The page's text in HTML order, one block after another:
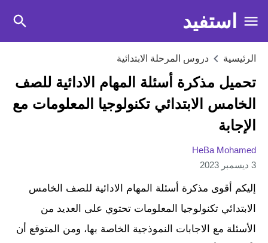
استفيد
الرئيسية دروس المرحلة الابتدائية
تحميل مذكرة أسئلة المهام الادائية للصف
الخامس الابتدائي تكنولوجيا المعلومات مع
الإجابة
HeBa Mohamed
3 ديسمبر 2023
إليكم أقوى مذكرة أسئلة المهام الادائية للصف الخامس
الابتدائي تكنولوجيا المعلومات تحتوي على العديد من
الأسئلة مع الاجابات النموذجية الخاصة بها، ومن المتوقع أن